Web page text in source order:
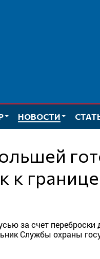
НОВОСТИ
к
за счет
Службы охраны